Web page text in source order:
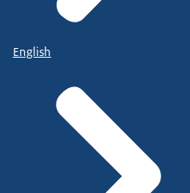
English